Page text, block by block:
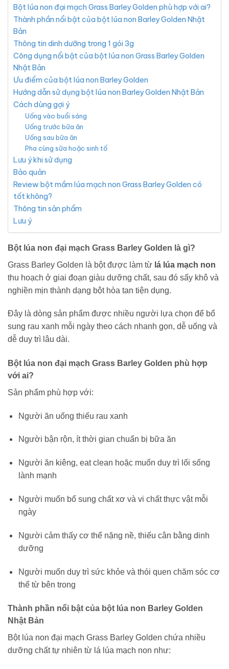
Bột lúa non đại mạch Grass Barley Golden phù hợp với ai?
Thành phần nổi bật của bột lúa non Barley Golden Nhật
Bản
Thông tin dinh dưỡng trong 1 gói 3g
Công dụng nổi bật của bột lúa non Grass Barley Golden
Nhật Bản
Ưu điểm của bột lúa non Barley Golden
Hướng dẫn sử dụng bột lúa non Barley Golden Nhật Bản
Cách dùng gợi ý
Uống vào buổi sáng
Uống trước bữa ăn
Uống sau bữa ăn
Pha cùng sữa hoặc sinh tố
Lưu ý khi sử dụng
Bảo quản
Review bột mầm lúa mạch non Grass Barley Golden có
tốt không?
Thông tin sản phẩm
Lưu ý
Bột lúa non đại mạch Grass Barley Golden là gì?
Grass Barley Golden là bột được làm từ lá lúa mạch non
thu hoạch ở giai đoạn giàu dưỡng chất, sau đó sấy khô và
nghiền mịn thành dạng bột hòa tan tiện dụng.
Đây là dòng sản phẩm được nhiều người lựa chọn để bổ
sung rau xanh mỗi ngày theo cách nhanh gọn, dễ uống và
dễ duy trì lâu dài.
Bột lúa non đại mạch Grass Barley Golden phù hợp
với ai?
Sản phẩm phù hợp với:
Người ăn uống thiếu rau xanh
Người bận rộn, ít thời gian chuẩn bị bữa ăn
Người ăn kiêng, eat clean hoặc muốn duy trì lối sống
lành mạnh
Người muốn bổ sung chất xơ và vi chất thực vật mỗi
ngày
Người cảm thấy cơ thể nặng nề, thiếu cân bằng dinh
dưỡng
Người muốn duy trì sức khỏe và thói quen chăm sóc cơ
thể từ bên trong
Thành phần nổi bật của bột lúa non Barley Golden
Nhật Bản
Bột lúa non đại mạch Grass Barley Golden chứa nhiều
dưỡng chất tự nhiên từ lá lúa mạch non như: